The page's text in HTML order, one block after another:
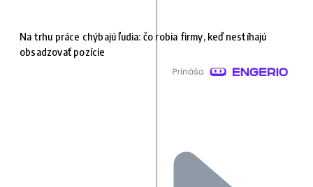
Na trhu práce chýbajú ľudia: čo robia firmy, keď nestíhajú
obsadzovať pozície